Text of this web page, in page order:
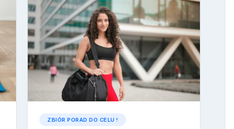
ZBIÓR PORAD DO CELU !